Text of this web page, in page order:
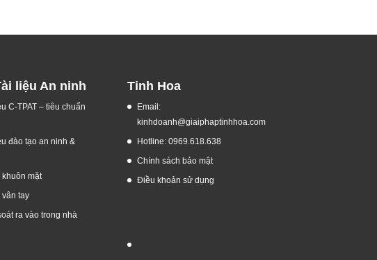
liệu An ninh
C-TPAT – tiêu chuẩn
đào tạo an ninh &
khuôn mặt
vân tay
ra vào trong nhà
Tinh Hoa
Email:
kinhdoanh@giaiphaptinhhoa.com
Hotline: 0969.618.638
Chính sách bảo mật
Điều khoản sử dụng